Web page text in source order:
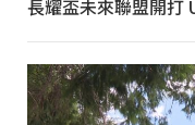
長耀盃未來聯盟開打